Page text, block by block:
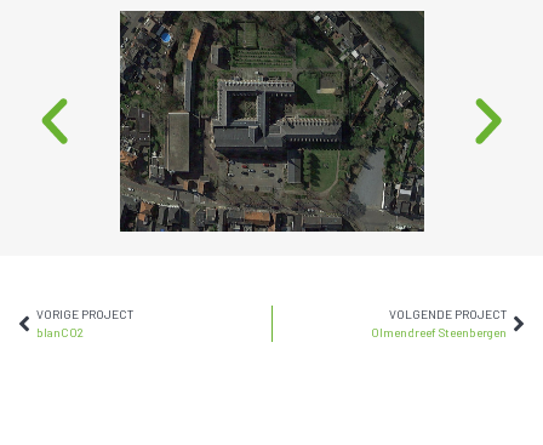
VORIGE PROJECT
blanCO2
VOLGENDE PROJECT
Olmendreef Steenbergen